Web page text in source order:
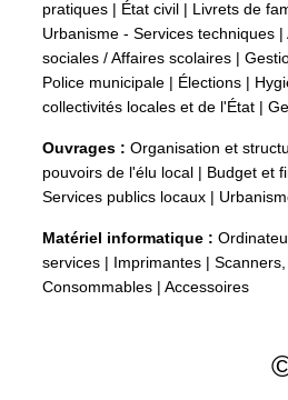
pratiques
État civil Livrets de
Urbanisme - Services techniques
sociales / Affaires scolaires
Police municipale
Élections
collectivités locales et de l'État
Ouvrages : Organisation et
pouvoirs de l'élu local
Budget et
Services publics locaux
Matériel informatique :
services
Imprimantes
Consommables
Accessoires